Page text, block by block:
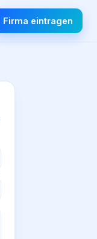
Firma eintragen